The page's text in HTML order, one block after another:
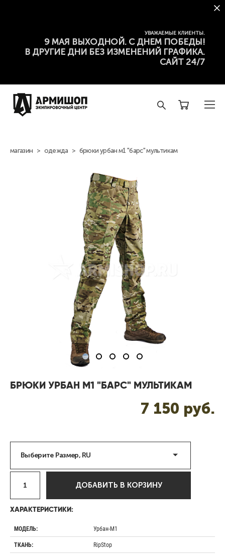
УВАЖАЕМЫЕ КЛИЕНТЫ.
9 МАЯ ВЫХОДНОЙ. С ДНЕМ ПОБЕДЫ!
В ДРУГИЕ ДНИ БЕЗ ИЗМЕНЕНИЙ ГРАФИКА.
САЙТ 24/7
магазин > одежда > брюки урбан м1 "барс" мультикам
БРЮКИ УРБАН М1 "БАРС" МУЛЬТИКАМ
7 150 pуб.
Выберите Размер, RU
ДОБАВИТЬ В КОРЗИНУ
ХАРАКТЕРИСТИКИ:
МОДЕЛЬ: Урбан-М1
ТКАНЬ: RipStop